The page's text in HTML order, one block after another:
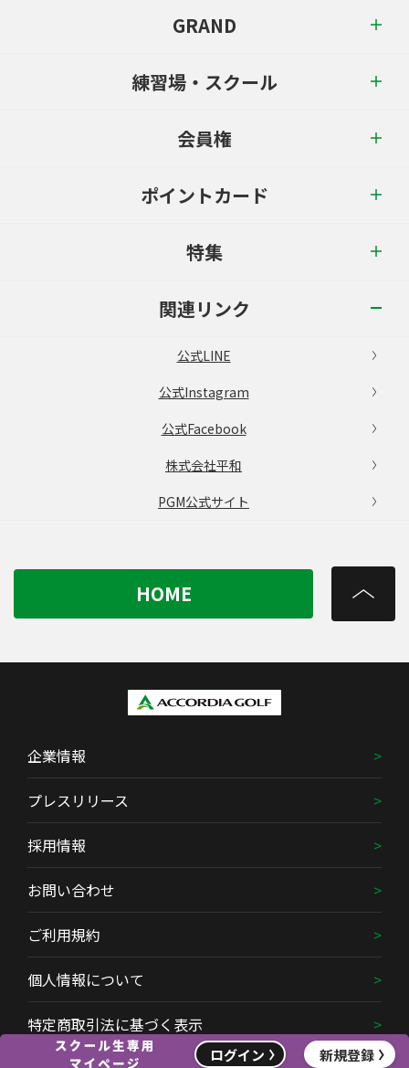
ログイン 新規登録
GRAND
練習場・スクール
会員権
ポイントカード
特集
関連リンク
公式LINE
公式Instagram
公式Facebook
株式会社平和
PGM公式サイト
HOME
企業情報
プレスリリース
採用情報
お問い合わせ
ご利用規約
個人情報について
特定商取引法に基づく表示